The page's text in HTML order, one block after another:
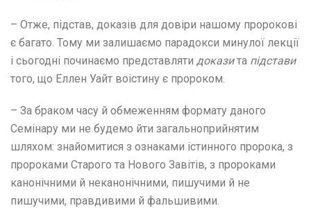
– Отже, підстав, доказів для довіри нашому пророкові
є багато. Тому ми залишаємо парадокси минулої лекції
і сьогодні починаємо представляти доказита підстави
того, що Еллен Уайт воістину є пророком.
– За браком часу й обмеженням формату даного
Семінару ми не будемо йти загальноприйнятим
шляхом: знайомитися з ознаками істинного пророка, з
пророками Старого та Нового Завітів, з пророками
канонічними й неканонічними, пишучими й не
пишучими, правдивими й фальшивими.